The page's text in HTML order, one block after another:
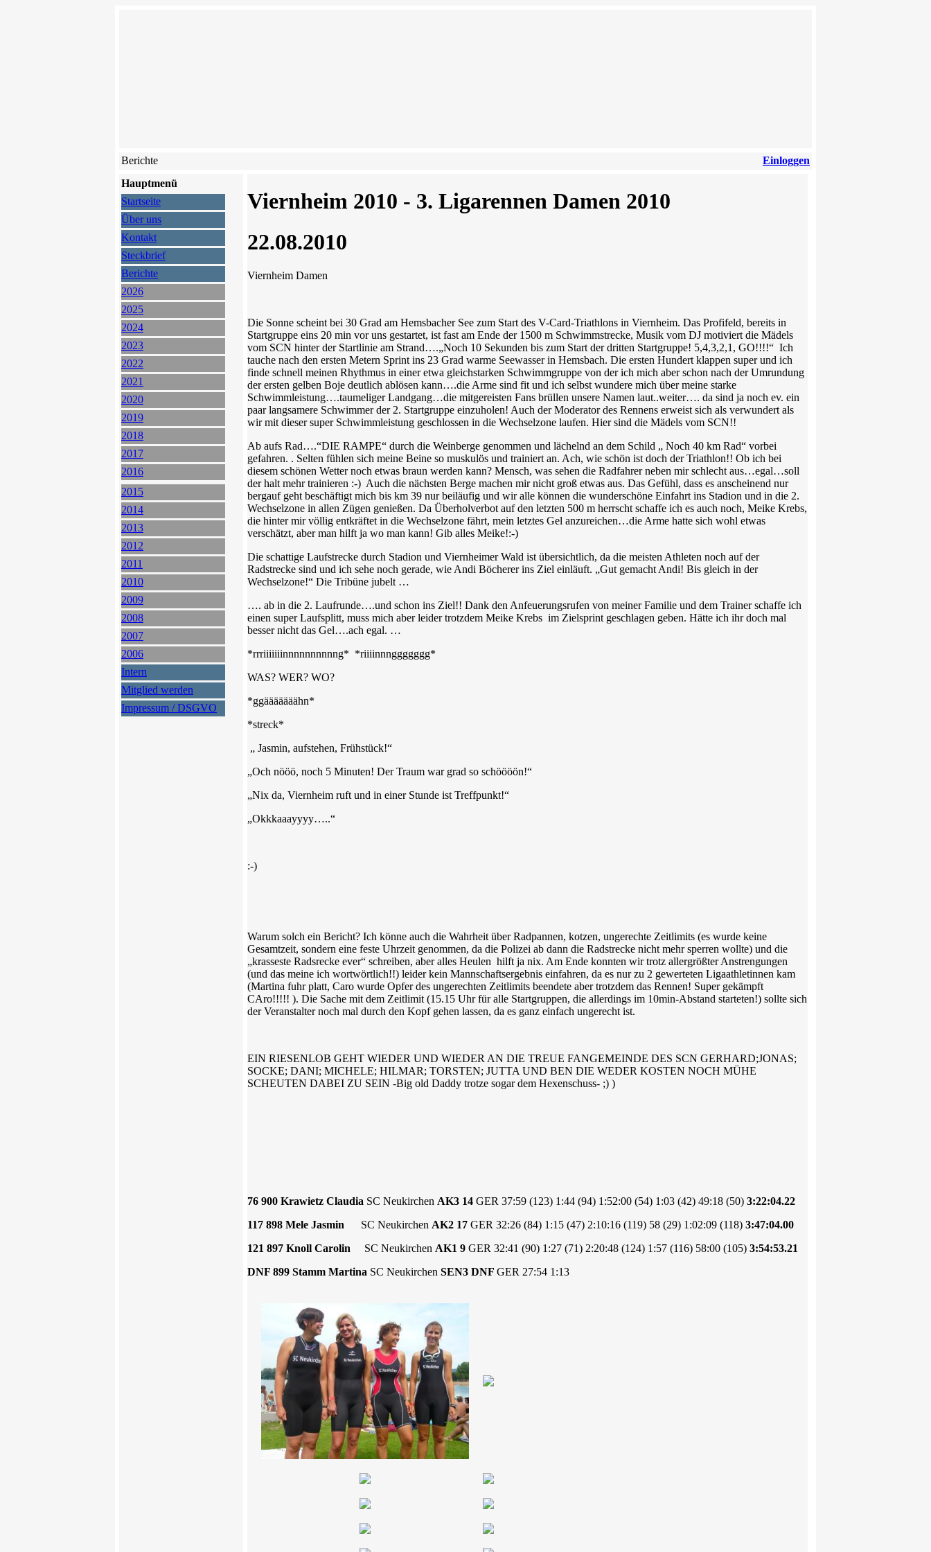
Berichte
Einloggen
Hauptmenü
Startseite
Über uns
Kontakt
Steckbrief
Berichte
2026
2025
2024
2023
2022
2021
2020
2019
2018
2017
2016
2015
2014
2013
2012
2011
2010
2009
2008
2007
2006
Intern
Mitglied werden
Impressum / DSGVO
Viernheim 2010 - 3. Ligarennen Damen 2010
22.08.2010
Viernheim Damen
Die Sonne scheint bei 30 Grad am Hemsbacher See zum Start des V-Card-Triathlons in Viernheim. Das Profifeld, bereits in
Startgruppe eins 20 min vor uns gestartet, ist fast am Ende der 1500 m Schwimmstrecke, Musik vom DJ motiviert die Mädels
vom SCN hinter der Startlinie am Strand….„Noch 10 Sekunden bis zum Start der dritten Startgruppe! 5,4,3,2,1, GO!!!!“ Ich
tauche nach den ersten Metern Sprint ins 23 Grad warme Seewasser in Hemsbach. Die ersten Hundert klappen super und ich
finde schnell meinen Rhythmus in einer etwa gleichstarken Schwimmgruppe von der ich mich aber schon nach der Umrundung
der ersten gelben Boje deutlich ablösen kann….die Arme sind fit und ich selbst wundere mich über meine starke
Schwimmleistung….taumeliger Landgang…die mitgereisten Fans brüllen unsere Namen laut..weiter…. da sind ja noch ev. ein
paar langsamere Schwimmer der 2. Startgruppe einzuholen! Auch der Moderator des Rennens erweist sich als verwundert als
wir mit dieser super Schwimmleistung geschlossen in die Wechselzone laufen. Hier sind die Mädels vom SCN!!
Ab aufs Rad….“DIE RAMPE“ durch die Weinberge genommen und lächelnd an dem Schild „ Noch 40 km Rad“ vorbei
gefahren. . Selten fühlen sich meine Beine so muskulös und trainiert an. Ach, wie schön ist doch der Triathlon!! Ob ich bei
diesem schönen Wetter noch etwas braun werden kann? Mensch, was sehen die Radfahrer neben mir schlecht aus…egal…soll
der halt mehr trainieren :-) Auch die nächsten Berge machen mir nicht groß etwas aus. Das Gefühl, dass es anscheinend nur
bergauf geht beschäftigt mich bis km 39 nur beiläufig und wir alle können die wunderschöne Einfahrt ins Stadion und in die 2.
Wechselzone in allen Zügen genießen. Da Überholverbot auf den letzten 500 m herrscht schaffe ich es auch noch, Meike Krebs,
die hinter mir völlig entkräftet in die Wechselzone fährt, mein letztes Gel anzureichen…die Arme hatte sich wohl etwas
verschätzt, aber man hilft ja wo man kann! Gib alles Meike!:-)
Die schattige Laufstrecke durch Stadion und Viernheimer Wald ist übersichtlich, da die meisten Athleten noch auf der
Radstrecke sind und ich sehe noch gerade, wie Andi Böcherer ins Ziel einläuft. „Gut gemacht Andi! Bis gleich in der
Wechselzone!“ Die Tribüne jubelt …
…. ab in die 2. Laufrunde….und schon ins Ziel!! Dank den Anfeuerungsrufen von meiner Familie und dem Trainer schaffe ich
einen super Laufsplitt, muss mich aber leider trotzdem Meike Krebs im Zielsprint geschlagen geben. Hätte ich ihr doch mal
besser nicht das Gel….ach egal. …
*rrriiiiiiinnnnnnnnnng* *riiiinnnggggggg*
WAS? WER? WO?
*ggääääääähn*
*streck*
„ Jasmin, aufstehen, Frühstück!“
„Och nööö, noch 5 Minuten! Der Traum war grad so schöööön!“
„Nix da, Viernheim ruft und in einer Stunde ist Treffpunkt!“
„Okkkaaayyyy…..“
:-)
Warum solch ein Bericht? Ich könne auch die Wahrheit über Radpannen, kotzen, ungerechte Zeitlimits (es wurde keine
Gesamtzeit, sondern eine feste Uhrzeit genommen, da die Polizei ab dann die Radstrecke nicht mehr sperren wollte) und die
„krasseste Radsrecke ever“ schreiben, aber alles Heulen hilft ja nix. Am Ende konnten wir trotz allergrößter Anstrengungen
(und das meine ich wortwörtlich!!) leider kein Mannschaftsergebnis einfahren, da es nur zu 2 gewerteten Ligaathletinnen kam
(Martina fuhr platt, Caro wurde Opfer des ungerechten Zeitlimits beendete aber trotzdem das Rennen! Super gekämpft
CAro!!!!! ). Die Sache mit dem Zeitlimit (15.15 Uhr für alle Startgruppen, die allerdings im 10min-Abstand starteten!) sollte sich
der Veranstalter noch mal durch den Kopf gehen lassen, da es ganz einfach ungerecht ist.
EIN RIESENLOB GEHT WIEDER UND WIEDER AN DIE TREUE FANGEMEINDE DES SCN GERHARD;JONAS;
SOCKE; DANI; MICHELE; HILMAR; TORSTEN; JUTTA UND BEN DIE WEDER KOSTEN NOCH MÜHE
SCHEUTEN DABEI ZU SEIN -Big old Daddy trotze sogar dem Hexenschuss- ;) )
76 900 Krawietz Claudia SC Neukirchen AK3 14 GER 37:59 (123) 1:44 (94) 1:52:00 (54) 1:03 (42) 49:18 (50) 3:22:04.22
117 898 Mele Jasmin SC Neukirchen AK2 17 GER 32:26 (84) 1:15 (47) 2:10:16 (119) 58 (29) 1:02:09 (118) 3:47:04.00
121 897 Knoll Carolin SC Neukirchen AK1 9 GER 32:41 (90) 1:27 (71) 2:20:48 (124) 1:57 (116) 58:00 (105) 3:54:53.21
DNF 899 Stamm Martina SC Neukirchen SEN3 DNF GER 27:54 1:13